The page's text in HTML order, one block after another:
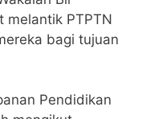
melantik PTPTN
bagi tujuan
Pendidikan